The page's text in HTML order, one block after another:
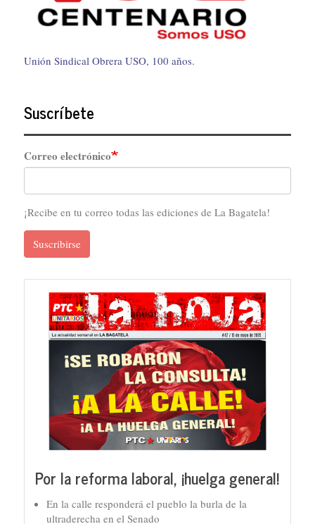
Unión Sindical Obrera USO, 100 años.
Suscríbete
Correo electrónico
¡Recibe en tu correo todas las ediciones de La Bagatela!
Suscribirse
Por la reforma laboral, ¡huelga general!
En la calle responderá el pueblo la burla de la
ultraderecha en el Senado